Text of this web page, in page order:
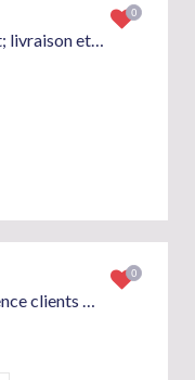
event management; livraison et opérations; régie d'évènement
Consultant expérience clients & business strategy